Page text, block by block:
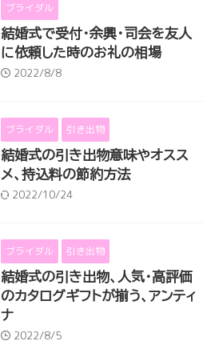
ブライダル
結婚式で受付・余興・司会を友人
に依頼した時のお礼の相場
2022/8/8
ブライダル
引き出物
結婚式の引き出物意味やオスス
メ、持込料の節約方法
2022/10/24
ブライダル
引き出物
結婚式の引き出物、人気・高評価
のカタログギフトが揃う、アンティ
ナ
2022/8/5